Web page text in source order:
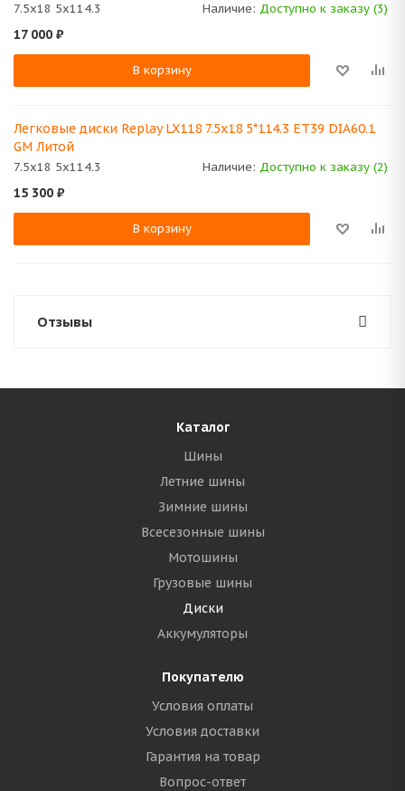
7.5x18 5x114.3 Наличие: Доступно к заказу (3)
17 000 ₽
В корзину
Легковые диски Replay LX118 7.5x18 5*114.3 ET39 DIA60.1
GM Литой
7.5x18 5x114.3 Наличие: Доступно к заказу (2)
15 300 ₽
В корзину
Отзывы
Каталог
Шины
Летние шины
Зимние шины
Всесезонные шины
Мотошины
Грузовые шины
Диски
Аккумуляторы
Покупателю
Условия оплаты
Условия доставки
Гарантия на товар
Вопрос-ответ